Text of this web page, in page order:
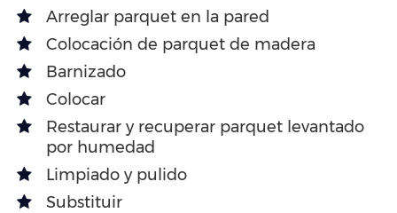
Arreglar parquet en la pared
Colocación de parquet de madera
Barnizado
Colocar
Restaurar y recuperar parquet levantado
por humedad
Limpiado y pulido
Substituir